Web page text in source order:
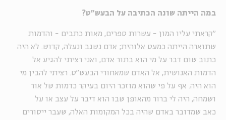
במה הייתה שונה הכתיבה על הבעש"ט?
"קראתי עליו המון - עשרות ספרים, מאות כתבים - והדמות
שתוארה הייתה כמעט אלוהית; אדם נשגב ונעלה, קדוש. לא היה
כתוב שום דבר על מי הוא בתור אדם, ואני רציתי להגיע אל
הדמות האנושית, אל האדם שמאחורי הבעש"ט. רציתי להבין מי
הוא היה. אף על פי שהוא מוזכר היום בעיקר כדמות של אור
ושמחה, היה לי ברור מהאופן שבו הוא דיבר על עצב או על
כאב שמדובר באדם שהיה בכל המקומות האלה, שעבר ייסורים